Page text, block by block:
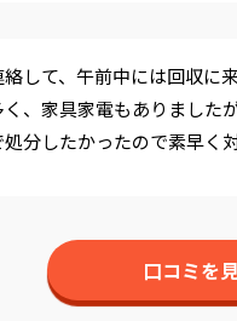
して、午前中には回収に
、家具家電もありました
分したかったので素早く
口コミを